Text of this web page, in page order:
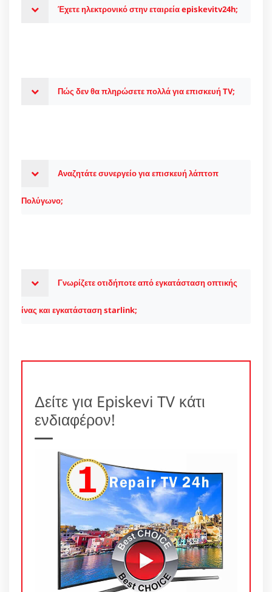
Έχετε ηλεκτρονικό στην εταιρεία episkevitv24h;
Πώς δεν θα πληρώσετε πολλά για επισκευή TV;
Αναζητάτε συνεργείο για επισκευή λάπτοπ
Πολύγωνο;
Γνωρίζετε οτιδήποτε από εγκατάσταση οπτικής
ίνας και εγκατάσταση starlink;
Δείτε για Episkevi TV κάτι
ενδιαφέρον!